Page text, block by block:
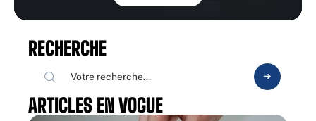
RECHERCHE
ARTICLES EN VOGUE